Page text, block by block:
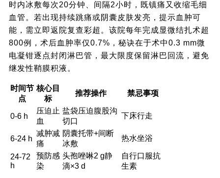
时内冰敷每次20分钟、间隔2小时，既镇痛又收缩毛细
血管。若出现持续跳痛或阴囊皮肤发亮，提示血肿可
能，需立即返院复查彩超。该院每年完成显微结扎术超
800例，术后血肿率仅0.7%，秘诀在于术中0.3 mm微
电凝钳逐点封闭淋巴管，最大限度保留淋巴回流，避免
继发性鞘膜积液。
时间节
点
核心目
标
推荐操作 禁忌事项
0-6 h
压迫止
血
盐袋压迫腹股沟
切口
下床行走
6-24 h
减肿减
痛
阴囊托带+间断
冰敷
热水坐浴
24-72
h
预防感
染
头孢唑啉2 g静
滴×3 d
自行口服抗
生素